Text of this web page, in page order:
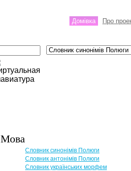
Домівка Про
Мова
Словник синонімів Полюги
Словник антонімів Полюги
Словник українських морфем